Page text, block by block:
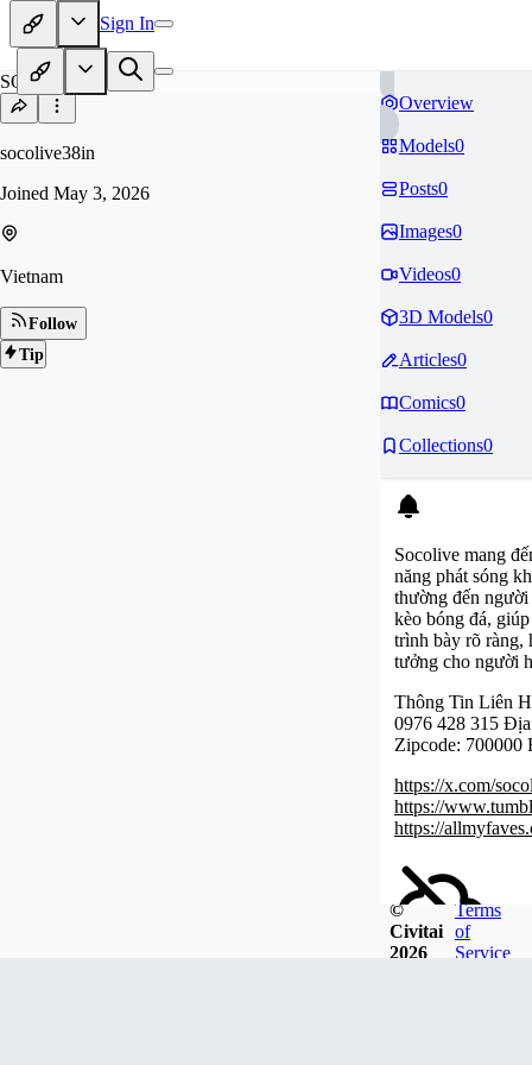
Sign In
SO
socolive38in
Joined May 3, 2026
Vietnam
Follow
Tip
Overview
Models0
Posts0
Images0
Videos0
3D Models0
Articles0
Comics0
Collections0
Socolive mang
năng phát sóng
thường đến người
kèo bóng đá,
trình bày rõ ràng,
tưởng cho người
Thông Tin Liên
0976 428 315
Zipcode: 700000
https://x.com/
https://
https://
©
Civitai
2026
Terms
of
Service